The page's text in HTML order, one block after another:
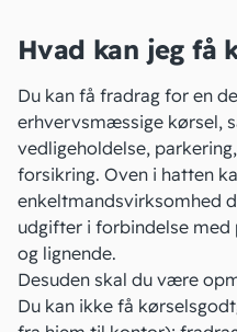
Hvad kan jeg få
Du kan få fradrag for en
erhvervsmæssige kørsel,
vedligeholdelse,
forsikring. Oven i hatten
enkeltmandsvirksomhed
udgifter i forbindelse med
og lignende.
Desuden skal du være
Du kan ikke få